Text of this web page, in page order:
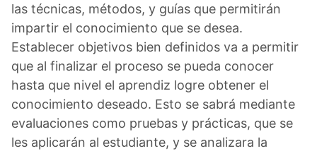
las técnicas, métodos, y guías que permitirán
impartir el conocimiento que se desea.
Establecer objetivos bien definidos va a permitir
que al finalizar el proceso se pueda conocer
hasta que nivel el aprendiz logre obtener el
conocimiento deseado. Esto se sabrá mediante
evaluaciones como pruebas y prácticas, que se
les aplicarán al estudiante, y se analizara la